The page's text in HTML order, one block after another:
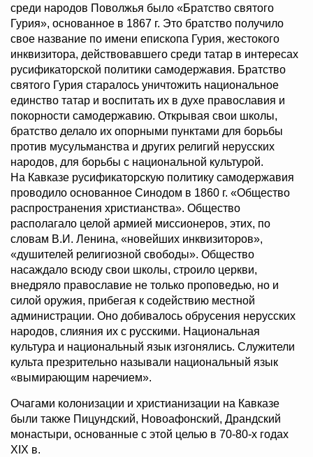
среди народов Поволжья было «Братство святого
Гурия», основанное в 1867 г. Это братство получило
свое название по имени епископа Гурия, жестокого
инквизитора, действовавшего среди татар в интересах
русификаторской политики самодержавия. Братство
святого Гурия старалось уничтожить национальное
единство татар и воспитать их в духе православия и
покорности самодержавию. Открывая свои школы,
братство делало их опорными пунктами для борьбы
против мусульманства и других религий нерусских
народов, для борьбы с национальной культурой.
На Кавказе русификаторскую политику самодержавия
проводило основанное Синодом в 1860 г. «Общество
распространения христианства». Общество
располагало целой армией миссионеров, этих, по
словам В.И. Ленина, «новейших инквизиторов»,
«душителей религиозной свободы». Общество
насаждало всюду свои школы, строило церкви,
внедряло православие не только проповедью, но и
силой оружия, прибегая к содействию местной
администрации. Оно добивалось обрусения нерусских
народов, слияния их с русскими. Национальная
культура и национальный язык изгонялись. Служители
культа презрительно называли национальный язык
«вымирающим наречием».
Очагами колонизации и христианизации на Кавказе
были также Пицундский, Новоафонский, Драндский
монастыри, основанные с этой целью в 70-80-х годах
XIX в.